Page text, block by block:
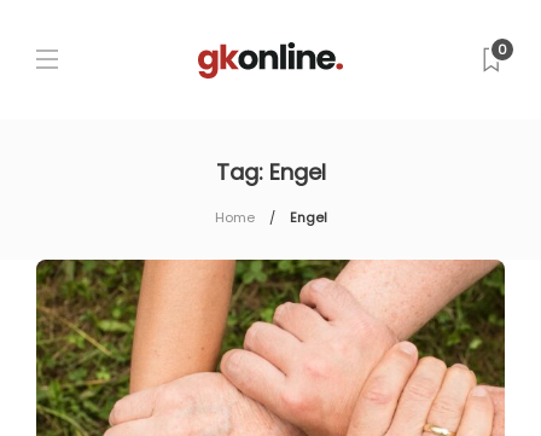
0
Tag: Engel
Home Engel